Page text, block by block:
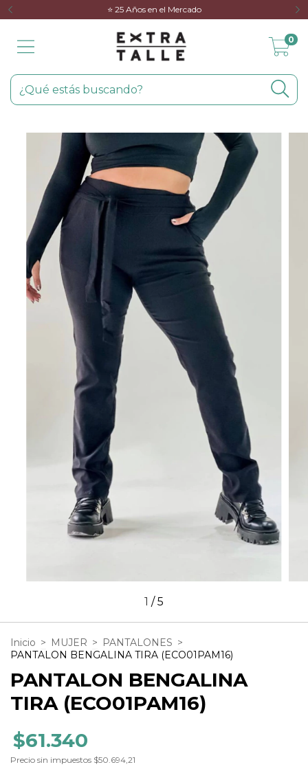
⭐️ 25 Años en el Mercado
0
1 /5
Inicio > MUJER > PANTALONES >
PANTALON BENGALINA TIRA (ECO01PAM16)
PANTALON BENGALINA
TIRA (ECO01PAM16)
$61.340
Precio sin impuestos $50.694,21